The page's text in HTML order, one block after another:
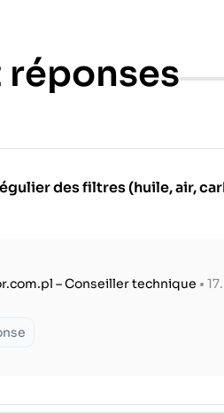
des filtres (huile, air,
– Conseiller technique •